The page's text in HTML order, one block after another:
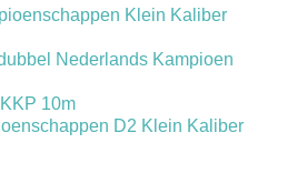
Klein Kaliber
Nederlands Kampioen
10m
D2 Klein Kaliber